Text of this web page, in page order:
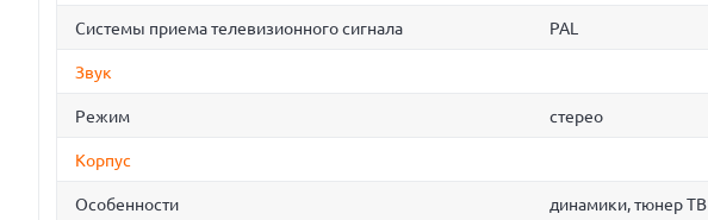
Системы приема телевизионного сигнала PAL
Звук
Режим стерео
Корпус
Особенности динамики, тюнер ТВ